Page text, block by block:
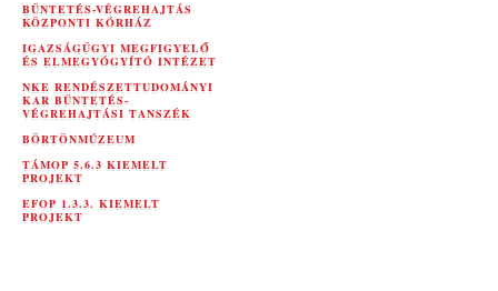
BÜNTETÉS-VÉGREHAJTÁS
KÖZPONTI KÓRHÁZ
IGAZSÁGÜGYI MEGFIGYELŐ
ÉS ELMEGYÓGYÍTÓ INTÉZET
NKE RENDÉSZETTUDOMÁNYI
KAR BÜNTETÉS-
VÉGREHAJTÁSI TANSZÉK
BÖRTÖNMÚZEUM
TÁMOP 5.6.3 KIEMELT
PROJEKT
EFOP 1.3.3. KIEMELT
PROJEKT